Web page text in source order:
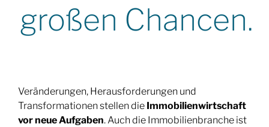
großen Chancen.
Veränderungen, Herausforderungen und
Transformationen stellen die Immobilienwirtschaft
vor neue Aufgaben. Auch die Immobilienbranche ist